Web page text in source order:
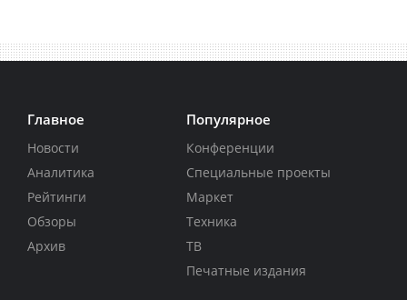
Главное
Новости
Аналитика
Рейтинги
Обзоры
Архив
Популярное
Конференции
Специальные проекты
Маркет
Техника
ТВ
Печатные издания